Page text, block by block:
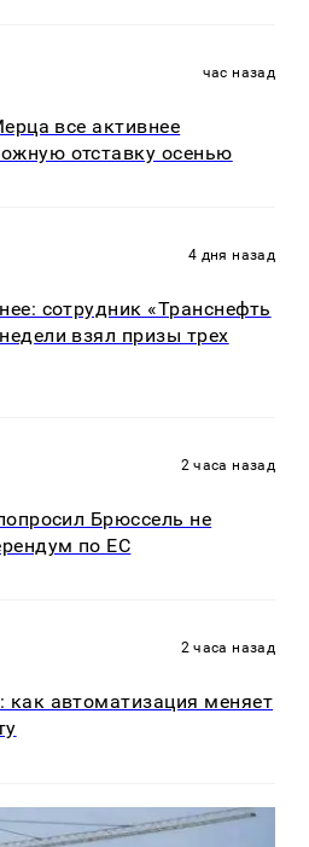
час назад
все активнее
отставку осенью
4 дня назад
сотрудник «Транснефть
взял призы трех
2 часа назад
Брюссель не
по ЕС
2 часа назад
автоматизация меняет